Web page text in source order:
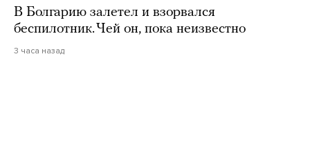
В Болгарию залетел и взорвался
беспилотник. Чей он, пока неизвестно
3 часа назад